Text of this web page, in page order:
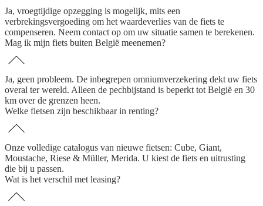
Ja, vroegtijdige opzegging is mogelijk, mits een
verbrekingsvergoeding om het waardeverlies van de fiets te
compenseren. Neem contact op om uw situatie samen te berekenen.
Mag ik mijn fiets buiten België meenemen?
Ja, geen probleem. De inbegrepen omniumverzekering dekt uw fiets
overal ter wereld. Alleen de pechbijstand is beperkt tot België en 30
km over de grenzen heen.
Welke fietsen zijn beschikbaar in renting?
Onze volledige catalogus van nieuwe fietsen: Cube, Giant,
Moustache, Riese & Müller, Merida. U kiest de fiets en uitrusting
die bij u passen.
Wat is het verschil met leasing?